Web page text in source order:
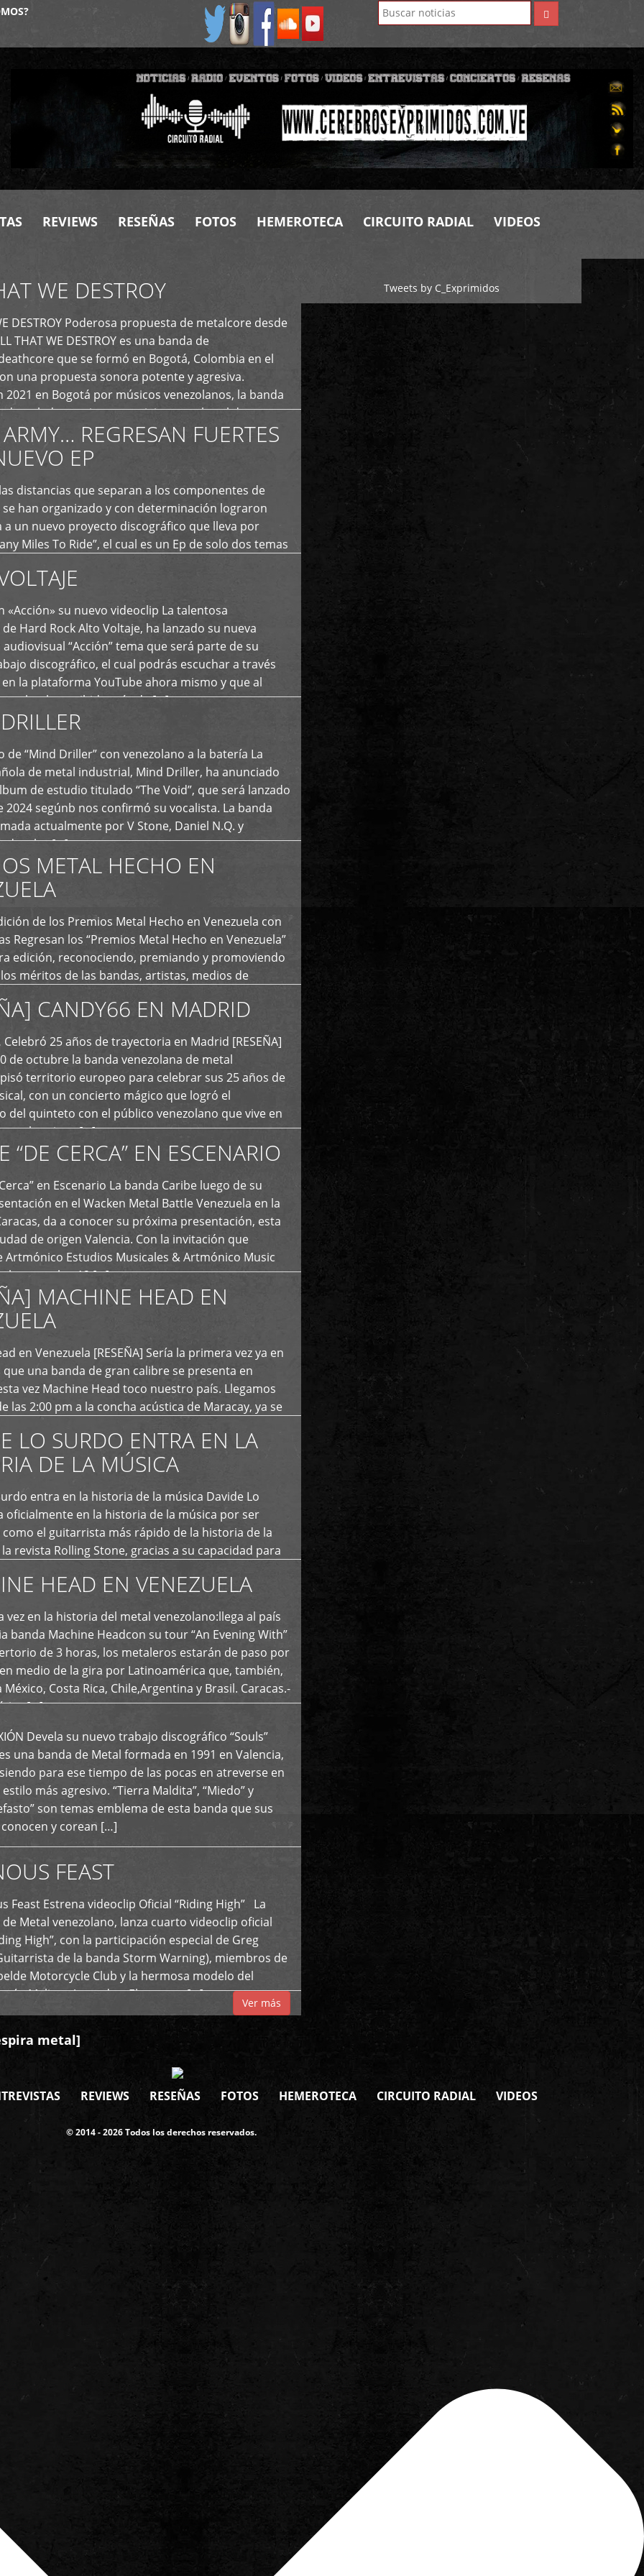
REVIEWS RESEÑAS FOTOS HEMEROTECA CIRCUITO RADIAL VIDEOS
WE DESTROY
DESTROY Poderosa propuesta de metalcore desde
THAT WE DESTROY es una banda de
que se formó en Bogotá, Colombia en el
una propuesta sonora potente y agresiva.
2021 en Bogotá por músicos venezolanos, la banda
demoledores, ritmos vertiginosos y breakdowns
creando […]REGRESAN FUERTES
EP
distancias que separan a los componentes de
se han organizado y con determinación lograron
a un nuevo proyecto discográfico que lleva por
Miles To Ride”, el cual es un Ep de solo dos temas
[…]
«Acción» su nuevo videoclip La talentosa
Hard Rock Alto Voltaje, ha lanzado su nueva
“Acción” tema que será parte de su
discográfico, el cual podrás escuchar a través
la plataforma YouTube ahora mismo y que al
ya ha recibido más de […]
de “Mind Driller” con venezolano a la batería La
de metal industrial, Mind Driller, ha anunciado
de estudio titulado “The Void”, que será lanzado
2024 segúnb nos confirmó su vocalista. La banda
actualmente por V Stone, Daniel N.Q. y
a las […]
METAL HECHO EN
de los Premios Metal Hecho en Venezuela con
Regresan los “Premios Metal Hecho en Venezuela”
edición, reconociendo, premiando y promoviendo
méritos de las bandas, artistas, medios de
tendencias del metal y […]
CANDY66 EN MADRID
Celebró 25 años de trayectoria en Madrid [RESEÑA]
de octubre la banda venezolana de metal
territorio europeo para celebrar sus 25 años de
con un concierto mágico que logró el
del quinteto con el público venezolano que vive en
que los sigue […]
“DE CERCA” EN ESCENARIO
en Escenario La banda Caribe luego de su
en el Wacken Metal Battle Venezuela en la
da a conocer su próxima presentación, esta
de origen Valencia. Con la invitación que
Artmónico Estudios Musicales & Artmónico Music
cumplen 12 […]
MACHINE HEAD EN
en Venezuela [RESEÑA] Sería la primera vez ya en
una banda de gran calibre se presenta en
vez Machine Head toco nuestro país. Llegamos
las 2:00 pm a la concha acústica de Maracay, ya se
LO SURDO ENTRA EN LA
DE LA MÚSICA
entra en la historia de la música Davide Lo
oficialmente en la historia de la música por ser
el guitarrista más rápido de la historia de la
revista Rolling Stone, gracias a su capacidad para
HEAD EN VENEZUELA
vez en la historia del metal venezolano:llega al país
banda Machine Headcon su tour “An Evening With”
de 3 horas, los metaleros estarán de paso por
medio de la gira por Latinoamérica que, también,
México, Costa Rica, Chile,Argentina y Brasil. Caracas.-
[…]
Devela su nuevo trabajo discográfico “Souls”
una banda de Metal formada en 1991 en Valencia,
para ese tiempo de las pocas en atreverse en
más agresivo. “Tierra Maldita”, “Miedo” y
son temas emblema de esta banda que sus
y corean […]
FEAST
Feast Estrena videoclip Oficial “Riding High” La
Metal venezolano, lanza cuarto videoclip oficial
High”, con la participación especial de Greg
de la banda Storm Warning), miembros de
Motorcycle Club y la hermosa modelo del
Melissa Acevedo. El potente […]
Ver más
Tweets by C_Exprimidos
metal]
REVIEWS RESEÑAS FOTOS HEMEROTECA CIRCUITO RADIAL VIDEOS
© 2014 - 2026 Todos los derechos reservados.